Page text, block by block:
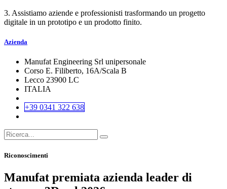
3. Assistiamo aziende e professionisti trasformando un progetto
digitale in un prototipo e un prodotto finito.
Azienda
Manufat Engineering Srl unipersonale
Corso E. Filiberto, 16A/Scala B
Lecco 23900 LC
ITALIA
+39 0341 322 638
Riconoscimenti
Manufat premiata azienda leader di